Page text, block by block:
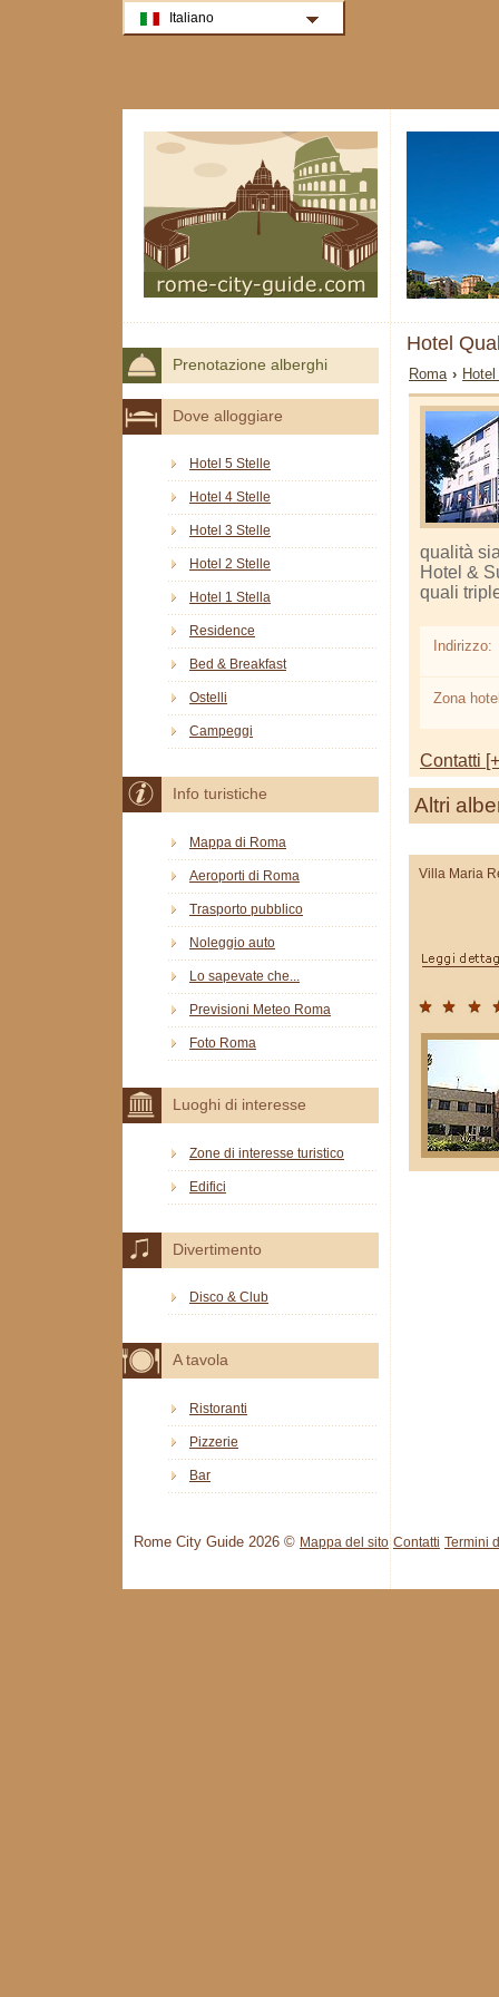
Hotel
Roma ›
qualità
Hotel &
quali
Indirizzo:
Zona
Contatti
Altri
Villa Maria
Prenotazione alberghi
Dove alloggiare
Hotel 5 Stelle
Hotel 4 Stelle
Hotel 3 Stelle
Hotel 2 Stelle
Hotel 1 Stella
Residence
Bed & Breakfast
Ostelli
Campeggi
Info turistiche
Mappa di Roma
Aeroporti di Roma
Trasporto pubblico
Noleggio auto
Lo sapevate che...
Previsioni Meteo Roma
Foto Roma
Luoghi di interesse
Zone di interesse turistico
Edifici
Divertimento
Disco & Club
A tavola
Ristoranti
Pizzerie
Bar
Rome City Guide 2026 © Mappa del sito Contatti Termini
Italiano